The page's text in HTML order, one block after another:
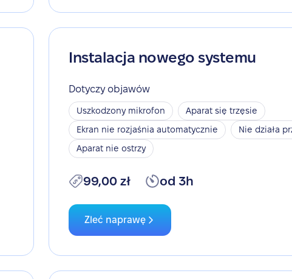
Instalacja nowego systemu
Dotyczy objawów
Uszkodzony mikrofon
Aparat się trzęsie
Ekran nie rozjaśnia automatycznie
Nie działa
Aparat nie ostrzy
99,00 zł od 3h
Zleć naprawę